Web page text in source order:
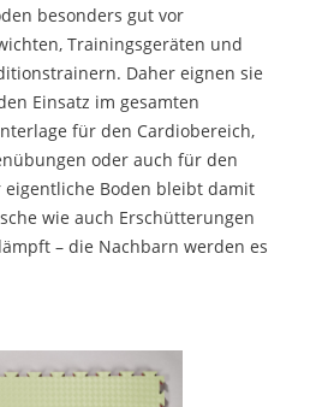
besonders gut vor
Trainingsgeräten und
Daher eignen sie
Einsatz im gesamten
für den Cardiobereich,
oder auch für den
eigentliche Boden bleibt damit
wie auch Erschütterungen
– die Nachbarn werden es